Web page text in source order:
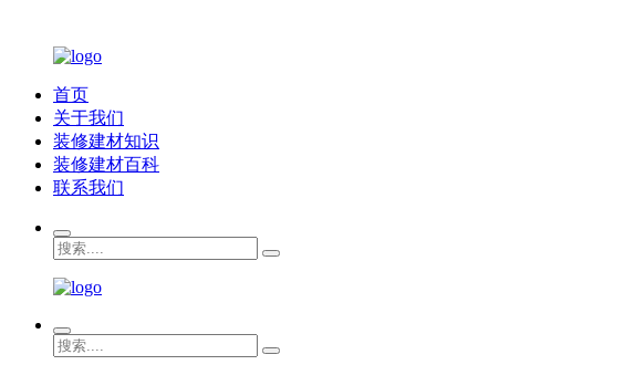
首页
关于我们
装修建材知识
装修建材百科
联系我们